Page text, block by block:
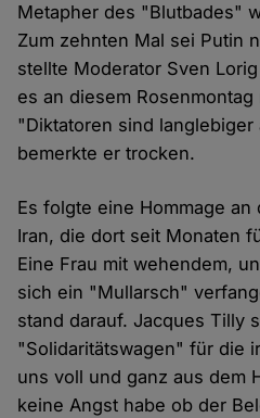
Metapher des "Blutbades"
Zum zehnten Mal sei Putin
stellte Moderator Sven
es an diesem
"Diktatoren sind langlebiger
bemerkte er trocken.
Es folgte eine Hommage an
Iran, die dort seit Monaten
Eine Frau mit wehendem,
sich ein "Mullarsch"
stand darauf. Jacques Tilly
"Solidaritätswagen" für die
uns voll und ganz aus dem
keine Angst habe ob der